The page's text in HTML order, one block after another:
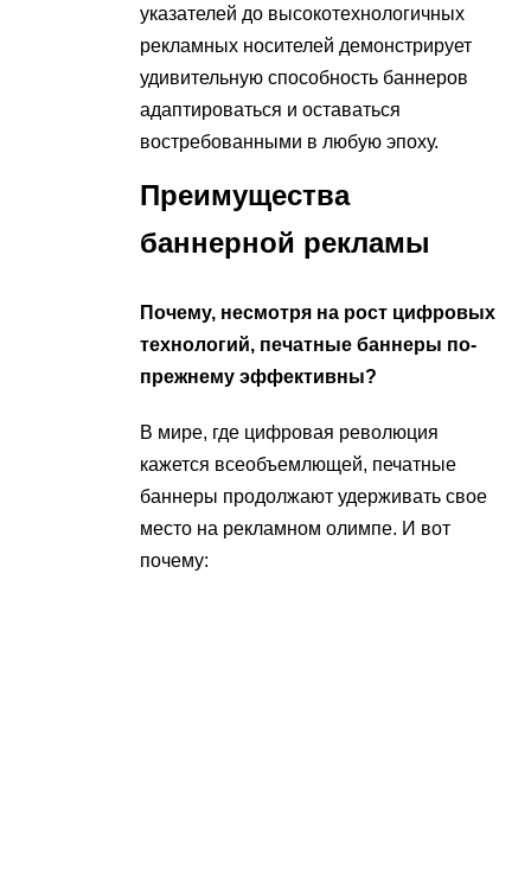
указателей до высокотехнологичных
рекламных носителей демонстрирует
удивительную способность баннеров
адаптироваться и оставаться
востребованными в любую эпоху.
Преимущества
баннерной рекламы
Почему, несмотря на рост цифровых
технологий, печатные баннеры по-
прежнему эффективны?
В мире, где цифровая революция
кажется всеобъемлющей, печатные
баннеры продолжают удерживать свое
место на рекламном олимпе. И вот
почему: